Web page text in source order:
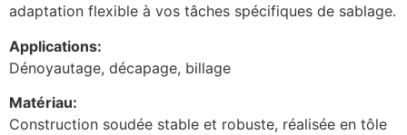
adaptation flexible à vos tâches spécifiques de sablage.
Applications:
Dénoyautage, décapage, billage
Matériau:
Construction soudée stable et robuste, réalisée en tôle